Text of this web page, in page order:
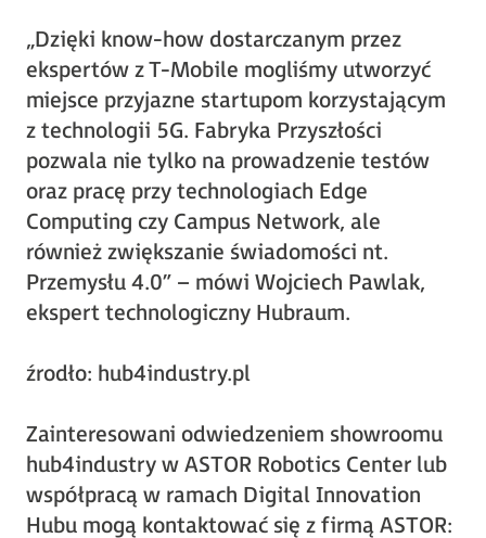
„Dzięki know-how dostarczanym przez
ekspertów z T-Mobile mogliśmy utworzyć
miejsce przyjazne startupom korzystającym
z technologii 5G. Fabryka Przyszłości
pozwala nie tylko na prowadzenie testów
oraz pracę przy technologiach Edge
Computing czy Campus Network, ale
również zwiększanie świadomości nt.
Przemysłu 4.0” – mówi Wojciech Pawlak,
ekspert technologiczny Hubraum.
źrodło: hub4industry.pl
Zainteresowani odwiedzeniem showroomu
hub4industry w ASTOR Robotics Center lub
współpracą w ramach Digital Innovation
Hubu mogą kontaktować się z firmą ASTOR: